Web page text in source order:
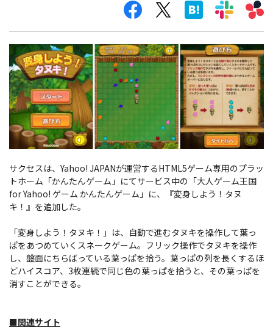
サクセスは、Yahoo! JAPANが運営するHTML5ゲーム専用のプラッ
トホーム「かんたんゲーム」にてサービス中の「大人ゲーム王国
for Yahoo! ゲーム かんたんゲーム」に、『変身しよう！タヌ
キ！』を追加した。
「変身しよう！タヌキ！」は、自動で進むタヌキを操作して葉っ
ぱをあつめていくスネークゲーム。フリック操作でタヌキを操作
し、盤面にちらばっている葉っぱを拾う。葉っぱの列を長くするほ
どハイスコア、3枚連続で同じ色の葉っぱを拾うと、その葉っぱを
消すことができる。
■関連サイト